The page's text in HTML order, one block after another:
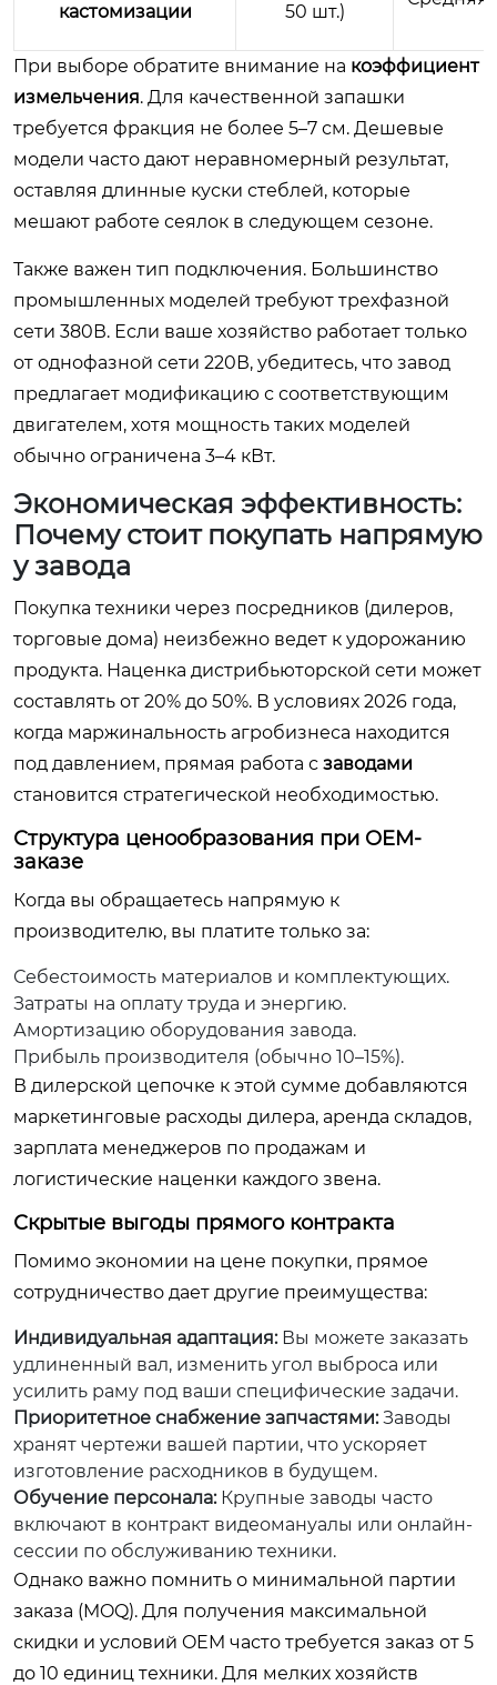
кастомизации 50 шт.)
При выборе обратите внимание на коэффициент
измельчения. Для качественной запашки
требуется фракция не более 5–7 см. Дешевые
модели часто дают неравномерный результат,
оставляя длинные куски стеблей, которые
мешают работе сеялок в следующем сезоне.
Также важен тип подключения. Большинство
промышленных моделей требуют трехфазной
сети 380В. Если ваше хозяйство работает только
от однофазной сети 220В, убедитесь, что завод
предлагает модификацию с соответствующим
двигателем, хотя мощность таких моделей
обычно ограничена 3–4 кВт.
Экономическая эффективность:
Почему стоит покупать напрямую
у завода
Покупка техники через посредников (дилеров,
торговые дома) неизбежно ведет к удорожанию
продукта. Наценка дистрибьюторской сети может
составлять от 20% до 50%. В условиях 2026 года,
когда маржинальность агробизнеса находится
под давлением, прямая работа с заводами
становится стратегической необходимостью.
Структура ценообразования при OEM-
заказе
Когда вы обращаетесь напрямую к
производителю, вы платите только за:
Себестоимость материалов и комплектующих.
Затраты на оплату труда и энергию.
Амортизацию оборудования завода.
Прибыль производителя (обычно 10–15%).
В дилерской цепочке к этой сумме добавляются
маркетинговые расходы дилера, аренда складов,
зарплата менеджеров по продажам и
логистические наценки каждого звена.
Скрытые выгоды прямого контракта
Помимо экономии на цене покупки, прямое
сотрудничество дает другие преимущества:
Индивидуальная адаптация:Вы можете заказать
удлиненный вал, изменить угол выброса или
усилить раму под ваши специфические задачи.
Приоритетное снабжение запчастями:Заводы
хранят чертежи вашей партии, что ускоряет
изготовление расходников в будущем.
Обучение персонала:Крупные заводы часто
включают в контракт видеомануалы или онлайн-
сессии по обслуживанию техники.
Однако важно помнить о минимальной партии
заказа (MOQ). Для получения максимальной
скидки и условий OEM часто требуется заказ от 5
до 10 единиц техники. Для мелких хозяйств